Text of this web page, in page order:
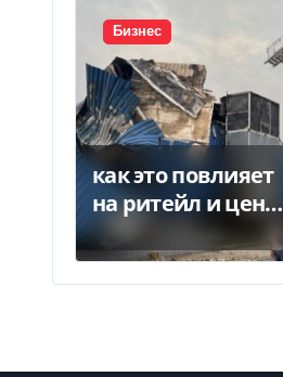
Бизнес
как это повлияет
на ритейл и цены
— Delo.ua